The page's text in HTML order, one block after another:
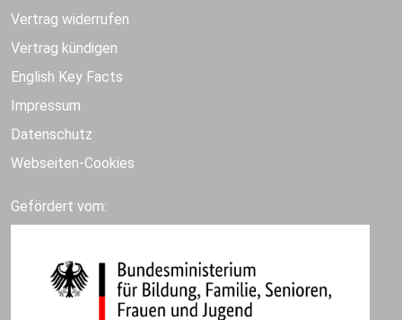
Vertrag widerrufen
Vertrag kündigen
English Key Facts
Impressum
Datenschutz
Webseiten-Cookies
Gefördert vom: